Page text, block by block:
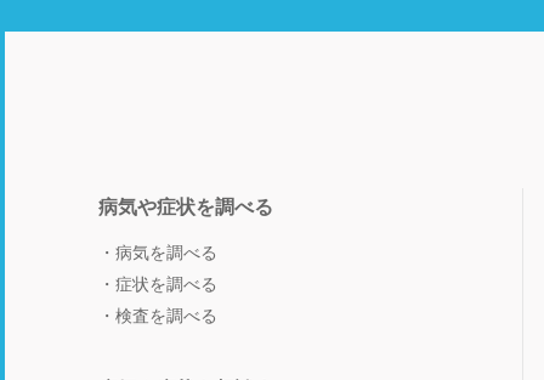
病気や症状を調べる
病気を調べる
症状を調べる
検査を調べる